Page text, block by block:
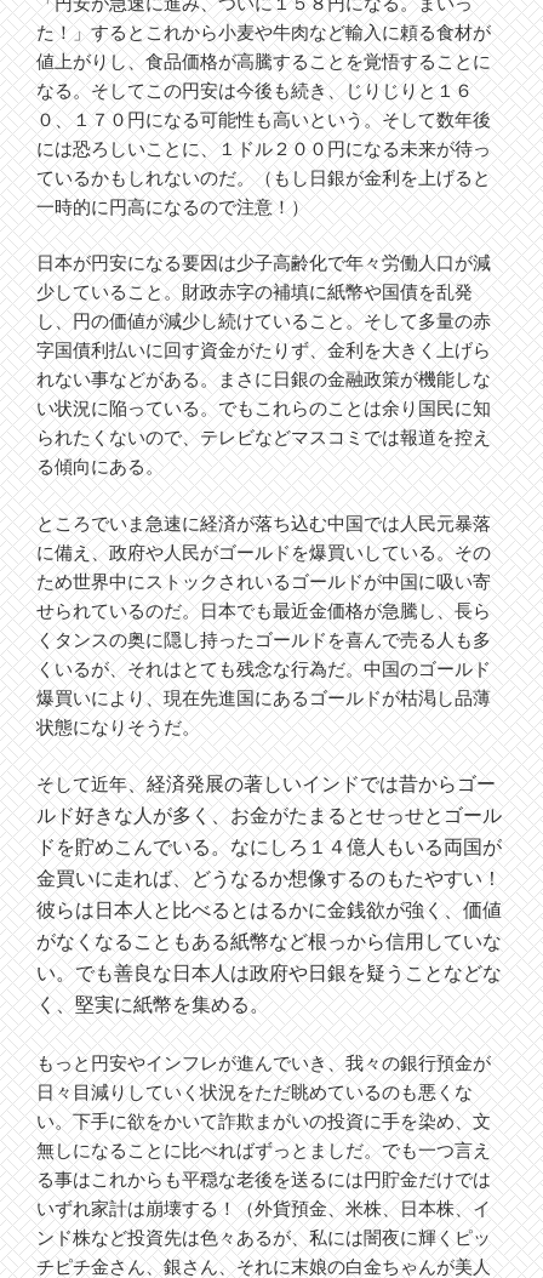
た！」するとこれから小麦や牛肉など輸入に頼る食材が
値上がりし、食品価格が高騰することを覚悟することに
なる。そしてこの円安は今後も続き、じりじりと１６
０、１７０円になる可能性も高いという。そして数年後
には恐ろしいことに、１ドル２００円になる未来が待っ
ているかもしれないのだ。（もし日銀が金利を上げると
一時的に円高になるので注意！）
日本が円安になる要因は少子高齢化で年々労働人口が減
少していること。財政赤字の補填に紙幣や国債を乱発
し、円の価値が減少し続けていること。そして多量の赤
字国債利払いに回す資金がたりず、金利を大きく上げら
れない事などがある。まさに日銀の金融政策が機能しな
い状況に陥っている。でもこれらのことは余り国民に知
られたくないので、テレビなどマスコミでは報道を控え
る傾向にある。
ところでいま急速に経済が落ち込む中国では人民元暴落
に備え、政府や人民がゴールドを爆買いしている。その
ため世界中にストックされいるゴールドが中国に吸い寄
せられているのだ。日本でも最近金価格が急騰し、長ら
くタンスの奥に隠し持ったゴールドを喜んで売る人も多
くいるが、それはとても残念な行為だ。中国のゴールド
爆買いにより、現在先進国にあるゴールドが枯渇し品薄
状態になりそうだ。
そして近年、経済発展の著しいインドでは昔からゴー
ルド好きな人が多く、お金がたまるとせっせとゴール
ドを貯めこんでいる。なにしろ１４億人もいる両国が
金買いに走れば、どうなるか想像するのもたやすい！
彼らは日本人と比べるとはるかに金銭欲が強く、価値
がなくなることもある紙幣など根っから信用していな
い。でも善良な日本人は政府や日銀を疑うことなどな
く、堅実に紙幣を集める。
もっと円安やインフレが進んでいき、我々の銀行預金が
日々目減りしていく状況をただ眺めているのも悪くな
い。下手に欲をかいて詐欺まがいの投資に手を染め、文
無しになることに比べればずっとましだ。でも一つ言え
る事はこれからも平穏な老後を送るには円貯金だけでは
いずれ家計は崩壊する！（外貨預金、米株、日本株、イ
ンド株など投資先は色々あるが、私には闇夜に輝くピッ
チピチ金さん、銀さん、それに末娘の白金ちゃんが美人